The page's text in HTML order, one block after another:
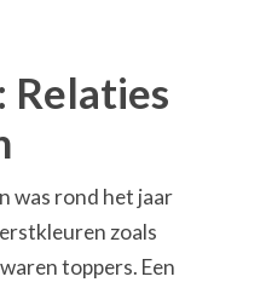
Relaties
was rond het jaar
zoals
toppers. Een